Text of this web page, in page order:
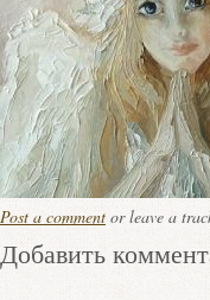
Post a comment or leave a
Добавить